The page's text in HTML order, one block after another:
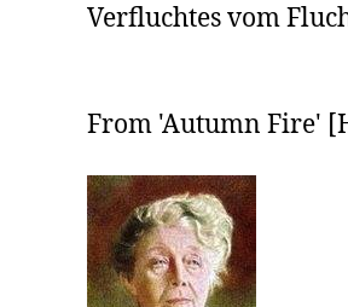
Verfluchtes vom
From 'Autumn Fire'